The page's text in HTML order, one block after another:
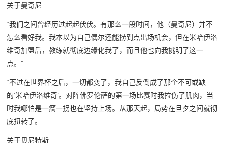
关于曼奇尼
“我们之间曾经历过起起伏伏。有那么一段时间，他（曼奇尼）并不
怎么看好我。我本以为自己偶尔还能捞到点出场机会，但在米哈伊洛
维奇加盟后，教练就彻底边缘化我了，而且他也向我挑明了这一
点。”
“不过在世界杯之后，一切都变了，我自己反倒成了那个不可或缺
的‘米哈伊洛维奇’。对阵佛罗伦萨的第一场比赛时我拉伤了肌肉，当
时我哪怕是一瘸一拐也在坚持上场。从那天起，局势在旦夕之间就彻
底扭转了。
关于贝尼特斯